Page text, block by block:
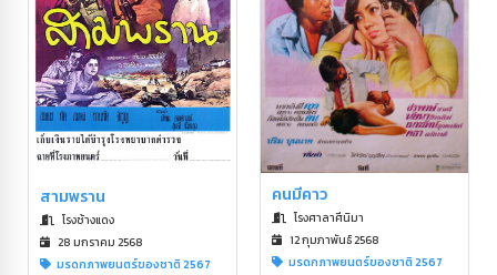
สามพราน
โรงช้างแดง
28 มกราคม 2568
มรดกภาพยนตร์ของชาติ 2567
คนมีคาว
โรงศาลาศีนิมา
12 กุมภาพันธ์ 2568
มรดกภาพยนตร์ของชาติ 2567